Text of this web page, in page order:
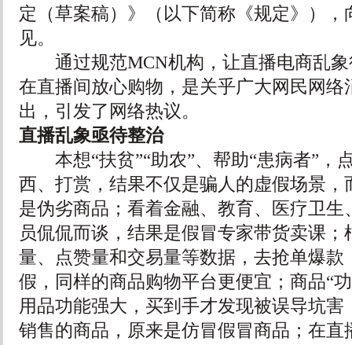
定（草案稿）》（以下简称《规定》），
见。
通过规范MCN机构，让直播电商乱象
在直播间放心购物，是关乎广大网民网络
出，引发了网络热议。
直播乱象亟待整治
本想“扶贫”“助农”、帮助“患病者”，
西、打赏，结果不仅是骗人的虚假场景，
是伪劣商品；看着金融、教育、医疗卫生
员侃侃而谈，结果是假冒专家带货卖课；
量、点赞量和交易量等数据，去抢单爆款
假，同样的商品购物平台更便宜；商品“
用品功能强大，买到手才发现被误导坑害
销售的商品，原来是仿冒假冒商品；在直